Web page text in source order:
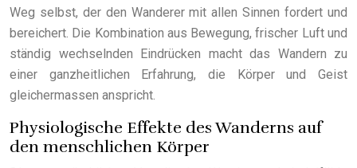
Weg selbst, der den Wanderer mit allen Sinnen fordert und
bereichert. Die Kombination aus Bewegung, frischer Luft und
ständig wechselnden Eindrücken macht das Wandern zu
einer ganzheitlichen Erfahrung, die Körper und Geist
gleichermassen anspricht.
Physiologische Effekte des Wanderns auf
den menschlichen Körper